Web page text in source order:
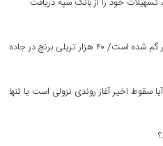
یک میلیون تن برنج وارداتی در کشور گم شده است/ ۴۰ هزار تریلی برنج در جاده
اخیر آغاز روندی نزولی است یا تنها